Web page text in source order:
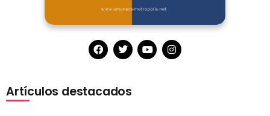
Artículos destacados